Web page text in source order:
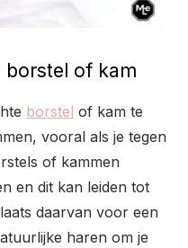
borstel of kam
borstel of kam te
vooral als je tegen
of kammen
en dit kan leiden tot
daarvan voor een
haren om je